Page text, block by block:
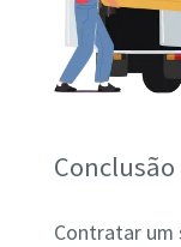
Conclusão
Contratar um